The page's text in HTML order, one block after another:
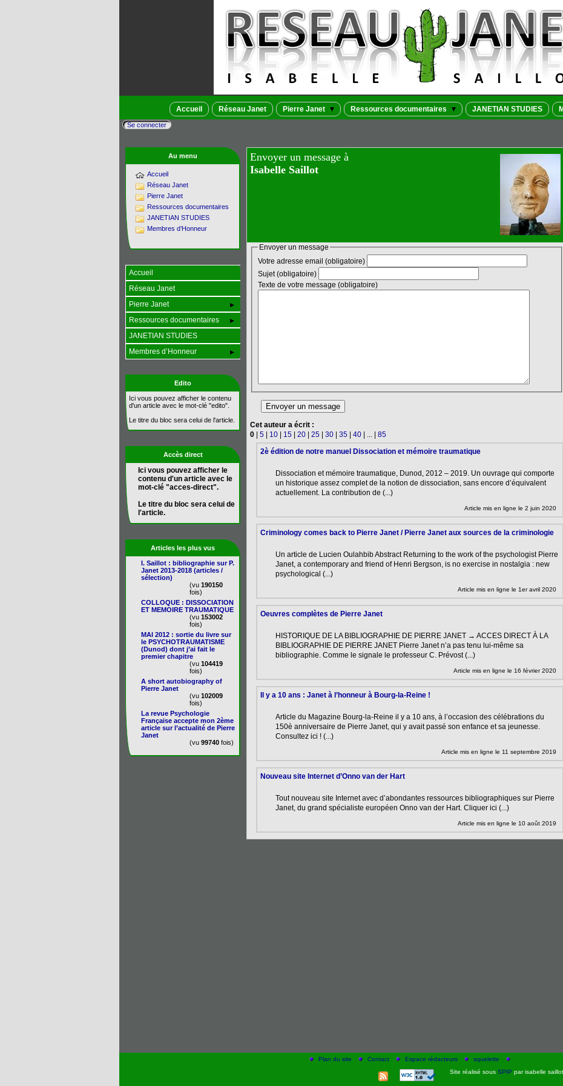
Accueil Réseau Janet Pierre Janet Ressources documentaires JANETIAN STUDIES
Se connecter
Envoyer un message à
Isabelle Saillot
Envoyer un message
Votre adresse email (obligatoire)
Sujet (obligatoire)
Texte de votre message (obligatoire)
Cet auteur a écrit :
0 | 5 | 10 | 15 | 20 | 25 | 30 | 35 | 40 | | 85
2è édition de notre manuel Dissociation et mémoire traumatique
Dissociation et mémoire traumatique, Dunod, 2012 – 2019. Un ouvrage qui comporte
un historique assez complet de la notion de dissociation, sans encore d’équivalent
actuellement. La contribution de (...)
Article mis en ligne le 2 juin 2020
Criminology comes back to Pierre Janet / Pierre Janet aux sources de la criminologie
Un article de Lucien Oulahbib Abstract Returning to the work of the psychologist Pierre
Janet, a contemporary and friend of Henri Bergson, is no exercise in nostalgia : new
psychological (...)
Article mis en ligne le 1er avril 2020
Oeuvres complètes de Pierre Janet
HISTORIQUE DE LA BIBLIOGRAPHIE DE PIERRE JANET → ACCES DIRECT À LA
BIBLIOGRAPHIE DE PIERRE JANET Pierre Janet n’a pas tenu lui-même sa
bibliographie. Comme le signale le professeur C. Prévost (...)
Article mis en ligne le 16 février 2020
Il y a 10 ans : Janet à l’honneur à Bourg-la-Reine !
Article du Magazine Bourg-la-Reine il y a 10 ans, à l’occasion des célébrations du
150è anniversaire de Pierre Janet, qui y avait passé son enfance et sa jeunesse.
Consultez ici ! (...)
Article mis en ligne le 11 septembre 2019
Nouveau site Internet d’Onno van der Hart
Tout nouveau site Internet avec d’abondantes ressources bibliographiques sur Pierre
Janet, du grand spécialiste européen Onno van der Hart. Cliquer ici (...)
Article mis en ligne le 10 août 2019
Au menu
Accueil
Réseau Janet
Pierre Janet
Ressources documentaires
JANETIAN STUDIES
Membres d’Honneur
Accueil
Réseau Janet
Pierre Janet
Ressources documentaires
JANETIAN STUDIES
Membres d’Honneur
Edito
Ici vous pouvez afficher le contenu
d'un article avec le mot-clé "edito".
Le titre du bloc sera celui de l'article.
Accès direct
Ici vous pouvez afficher le
contenu d'un article avec le
mot-clé "acces-direct".
Le titre du bloc sera celui de
l'article.
Articles les plus vus
I. Saillot : bibliographie sur P.
Janet 2013-2018 (articles /
sélection)
(vu 190150
fois)
COLLOQUE : DISSOCIATION
ET MEMOIRE TRAUMATIQUE
(vu 153002
fois)
MAI 2012 : sortie du livre sur
le PSYCHOTRAUMATISME
(Dunod) dont j’ai fait le
premier chapitre
(vu 104419
fois)
A short autobiography of
Pierre Janet
(vu 102009
fois)
La revue Psychologie
Française accepte mon 2ème
article sur l’actualité de Pierre
Janet
(vu 99740 fois)
Plan du site Contact Espace rédacteurs
squelette
Site réalisé sous SPIP par isabelle